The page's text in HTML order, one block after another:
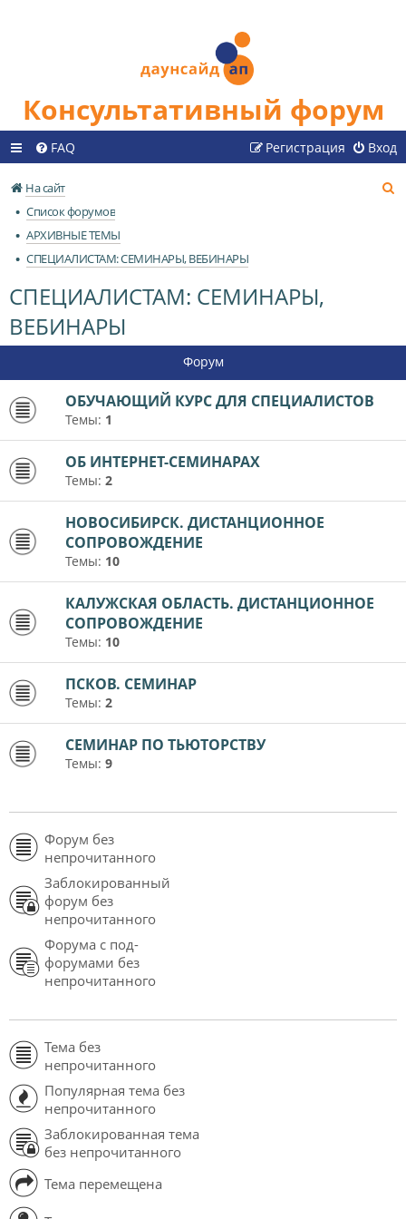
Консультативный форум
FAQ Вход
Регистрация
На сайт
Список форумов
АРХИВНЫЕ ТЕМЫ
СПЕЦИАЛИСТАМ: СЕМИНАРЫ, ВЕБИНАРЫ
СПЕЦИАЛИСТАМ: СЕМИНАРЫ,
ВЕБИНАРЫ
Форум
ОБУЧАЮЩИЙ КУРС ДЛЯ СПЕЦИАЛИСТОВ
Темы: 1
ОБ ИНТЕРНЕТ-СЕМИНАРАХ
Темы: 2
НОВОСИБИРСК. ДИСТАНЦИОННОЕ
СОПРОВОЖДЕНИЕ
Темы: 10
КАЛУЖСКАЯ ОБЛАСТЬ. ДИСТАНЦИОННОЕ
СОПРОВОЖДЕНИЕ
Темы: 10
ПСКОВ. СЕМИНАР
Темы: 2
СЕМИНАР ПО ТЬЮТОРСТВУ
Темы: 9
Форум без
непрочитанного
Заблокированный
форум без
непрочитанного
Форума с под-
форумами без
непрочитанного
Тема без
непрочитанного
Популярная тема без
непрочитанного
Заблокированная тема
без непрочитанного
Тема перемещена